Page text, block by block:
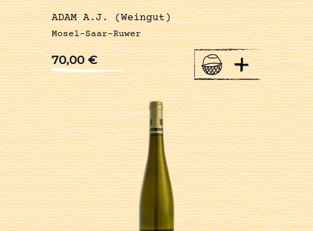
ADAM A.J. (Weingut)
Mosel-Saar-Ruwer
70,00€ +